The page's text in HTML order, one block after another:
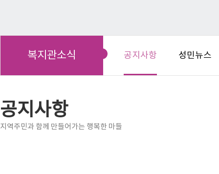
복지관소식 공지사항 성민뉴스
공지사항
지역주민과 함께 만들어가는 행복한 마들